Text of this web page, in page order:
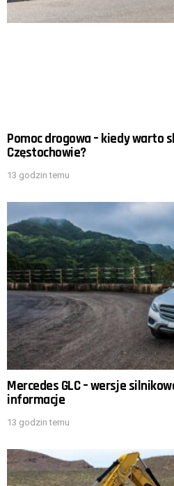
Pomoc drogowa – kiedy warto
Częstochowie?
13 godzin temu
Mercedes GLC – wersje
informacje
13 godzin temu